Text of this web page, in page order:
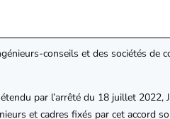
conseils et des sociétés de
par l’arrêté du 18 juillet
et cadres fixés par cet accord